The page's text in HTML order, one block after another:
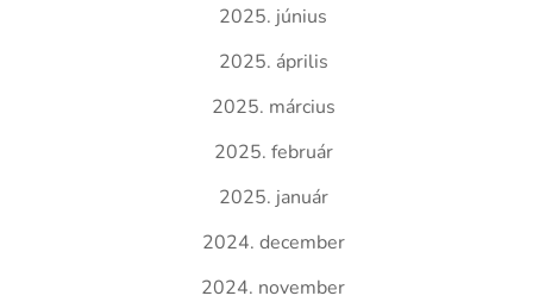
2025. június
2025. április
2025. március
2025. február
2025. január
2024. december
2024. november